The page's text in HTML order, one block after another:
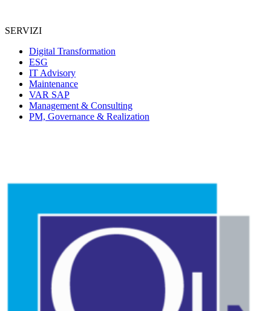
SERVIZI
Digital Transformation
ESG
IT Advisory
Maintenance
VAR SAP
Management & Consulting
PM, Governance & Realization